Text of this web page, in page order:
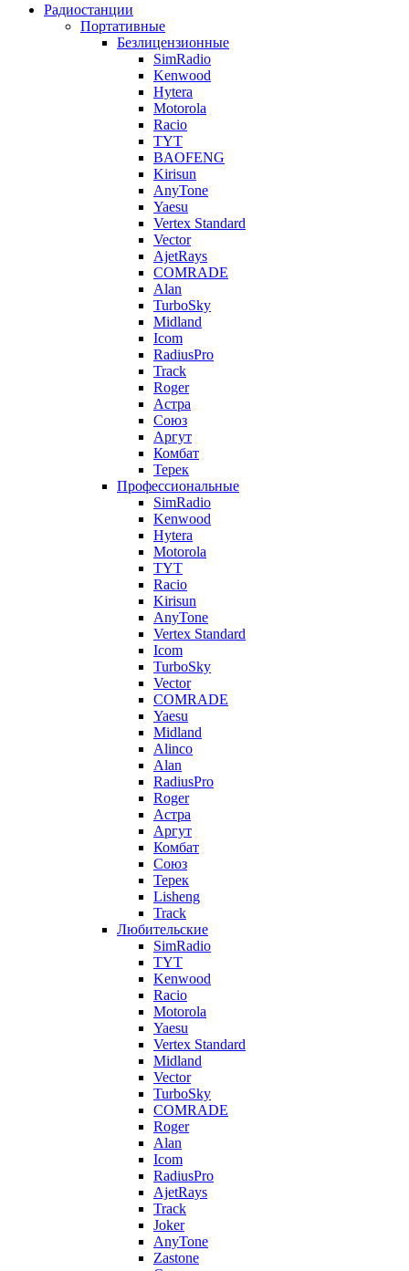
Радиостанции
Портативные
Безлицензионные
SimRadio
Kenwood
Hytera
Motorola
Racio
TYT
BAOFENG
Kirisun
AnyTone
Yaesu
Vertex Standard
Vector
AjetRays
COMRADE
Alan
TurboSky
Midland
Icom
RadiusPro
Track
Roger
Астра
Союз
Аргут
Комбат
Терек
Профессиональные
SimRadio
Kenwood
Hytera
Motorola
TYT
Racio
Kirisun
AnyTone
Vertex Standard
Icom
TurboSky
Vector
COMRADE
Yaesu
Midland
Alinco
Alan
RadiusPro
Roger
Астра
Аргут
Комбат
Союз
Терек
Lisheng
Track
Любительские
SimRadio
TYT
Kenwood
Racio
Motorola
Yaesu
Vertex Standard
Midland
Vector
TurboSky
COMRADE
Roger
Alan
Icom
RadiusPro
AjetRays
Track
Joker
AnyTone
Zastone